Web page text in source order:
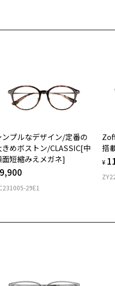
エア
ント素材：メタル
ンプルなデザイン/定番の
きめボストン/CLASSIC[中
面短縮みえメガネ]
9,900
29E1
搭
¥